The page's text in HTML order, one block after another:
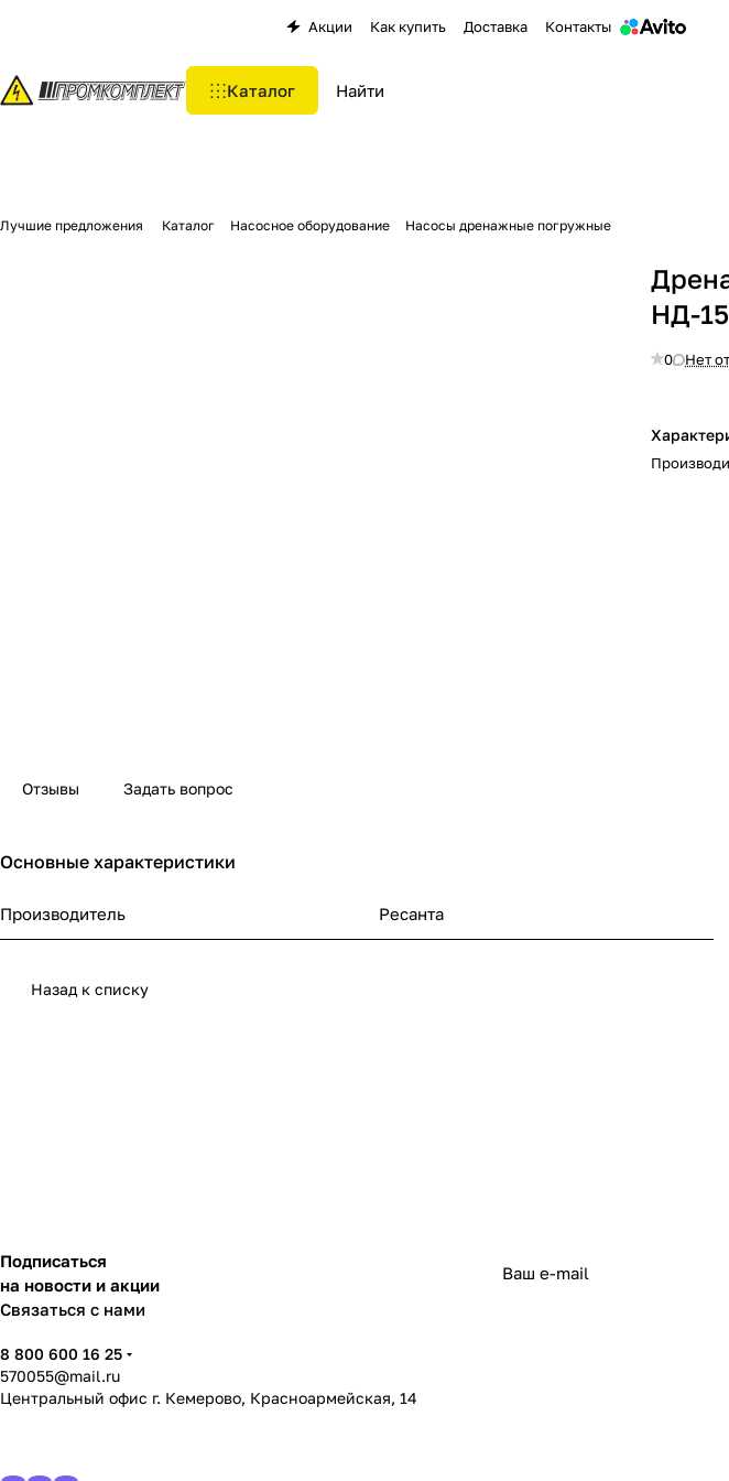
Акции Как купить Доставка Контакты
Каталог
Лучшие предложения Каталог Насосное оборудование Насосы дренажные погружные
НД-
0 Нет
Отзывы Задать вопрос
Основные характеристики
Производитель Ресанта
Назад к списку
Подписаться
на новости и акции
Связаться с нами
8 800 600 16 25
570055@mail.ru
Центральный офис г. Кемерово, Красноармейская, 14